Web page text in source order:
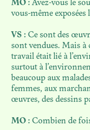
MO : Avez-vous le
vous-même exposées
VS : Ce sont des
sont vendues. Mais à
travail était lié à
surtout à
beaucoup aux
femmes, aux
œuvres, des dessins
MO : Combien de